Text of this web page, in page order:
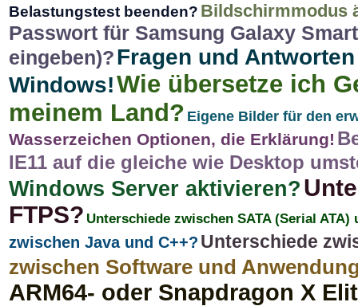
Belastungstest beenden? Bildschirmmodus
Passwort für Samsung Galaxy
eingeben)?Fragen und
Windows!Wie übersetze ich
meinem Land? Eigene Bilder für den
Wasserzeichen Optionen, die Erklärung!
IE11 auf die gleiche wie Desktop
Windows Server aktivieren?
FTPS? Unterschiede zwischen SATA (Serial
zwischen Java und C++? Unterschiede
zwischen Software und
ARM64- oder Snapdragon X